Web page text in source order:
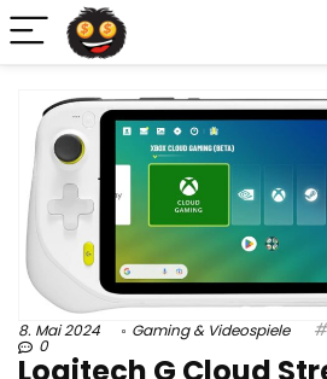
8. Mai 2024 Gaming & Videospiele
0